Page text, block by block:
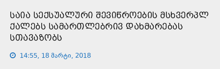
ᲡᲐᲘᲐ ᲡᲔᲥᲡᲣᲐᲚᲣᲠᲘ ᲨᲔᲕᲘᲬᲠᲝᲔᲑᲘᲡ ᲛᲡᲮᲕᲔᲠᲞᲚ
ᲥᲐᲚᲔᲑᲡ ᲡᲐᲛᲐᲠᲗᲚᲔᲑᲠᲘᲕ ᲓᲐᲮᲛᲐᲠᲔᲑᲐᲡ
ᲡᲗᲐᲕᲐᲖᲝᲑᲡ
14:55, 18 მარტი, 2018